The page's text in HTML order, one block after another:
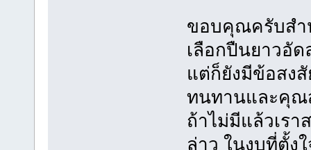
ขอบคุณครับสำ
เลือกปืนยาวอัด
แต่ก็ยังมีข้อสง
ทนทานและคุณ
ถ้าไม่มีแล้วเรา
ล่าว ในงบที่ตั้ง